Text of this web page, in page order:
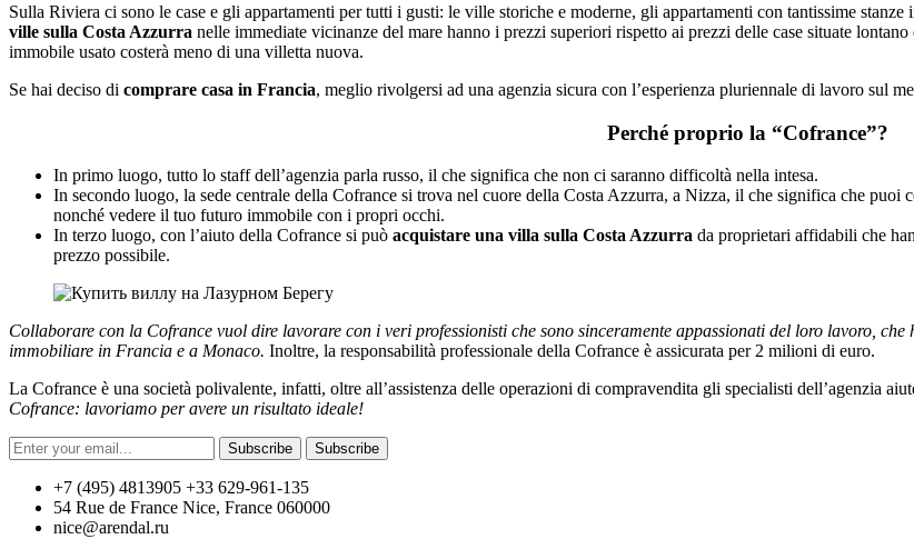
Sulla Riviera ci sono le case e gli appartamenti per tutti i gusti: le ville storiche e moderne, gli appartamenti con tantissime
ville sulla Costa Azzurra nelle immediate vicinanze del mare hanno i prezzi superiori rispetto ai prezzi delle case situate
immobile usato costerà meno di una villetta nuova.
Se hai deciso di comprare casa in Francia, meglio rivolgersi ad una agenzia sicura con l’esperienza pluriennale di lavoro sul
Perché proprio la “Cofrance”?
In primo luogo, tutto lo staff dell’agenzia parla russo, il che significa che non ci saranno difficoltà nella intesa.
In secondo luogo, la sede centrale della Cofrance si trova nel cuore della Costa Azzurra, a Nizza, il che significa che puoi
nonché vedere il tuo futuro immobile con i propri occhi.
In terzo luogo, con l’aiuto della Cofrance si può acquistare una villa sulla Costa Azzurra da proprietari affidabili che
prezzo possibile.
Collaborare con la Cofrance vuol dire lavorare con i veri professionisti che sono sinceramente appassionati del loro lavoro,
immobiliare in Francia e a Monaco. Inoltre, la responsabilità professionale della Cofrance è assicurata per 2 milioni di euro.
La Cofrance è una società polivalente, infatti, oltre all’assistenza delle operazioni di compravendita gli specialisti dell’agenzia
Cofrance: lavoriamo per avere un risultato ideale!
Subscribe Subscribe
+7 (495) 4813905 +33 629-961-135
54 Rue de France Nice, France 060000
nice@arendal.ru